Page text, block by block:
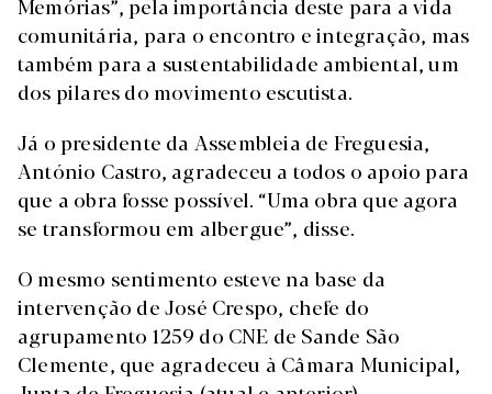
comunitária, para o encontro e integração, mas
também para a sustentabilidade ambiental, um
dos pilares do movimento escutista.
Já o presidente da Assembleia de Freguesia,
António Castro, agradeceu a todos o apoio para
que a obra fosse possível. “Uma obra que agora
se transformou em albergue”, disse.
O mesmo sentimento esteve na base da
intervenção de José Crespo, chefe do
agrupamento 1259 do CNE de Sande São
Clemente, que agradeceu à Câmara Municipal,